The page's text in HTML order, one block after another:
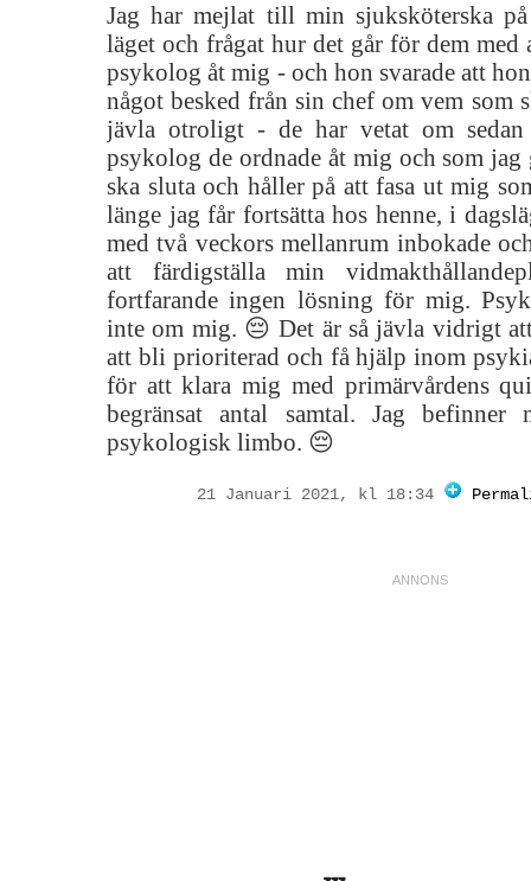
Jag har mejlat till min sjuksköterska
läget och frågat hur det går för dem med
psykolog åt mig - och hon svarade att
något besked från sin chef om vem som
jävla otroligt - de har vetat om
psykolog de ordnade åt mig och som jag
ska sluta och håller på att fasa ut mig
länge jag får fortsätta hos henne, i
med två veckors mellanrum inbokade
att färdigställa min
fortfarande ingen lösning för mig.
inte om mig. 😔 Det är så jävla vidrigt
att bli prioriterad och få hjälp inom
för att klara mig med primärvårdens
begränsat antal samtal. Jag
psykologisk limbo. 😔
21 Januari 2021, kl 18:34